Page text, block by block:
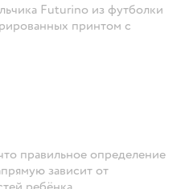
Futurino из футболки
принтом с
правильное определение
зависит от